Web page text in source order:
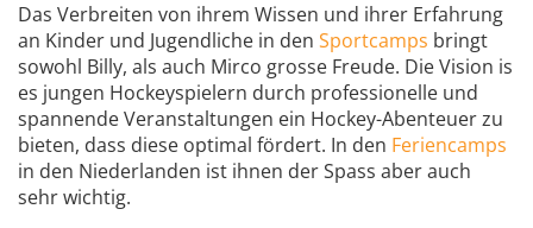
Das Verbreiten von ihrem Wissen und ihrer Erfahrung
an Kinder und Jugendliche in den Sportcamps bringt
sowohl Billy, als auch Mirco grosse Freude. Die Vision is
es jungen Hockeyspielern durch professionelle und
spannende Veranstaltungen ein Hockey-Abenteuer zu
bieten, dass diese optimal fördert. In den Feriencamps
in den Niederlanden ist ihnen der Spass aber auch
sehr wichtig.